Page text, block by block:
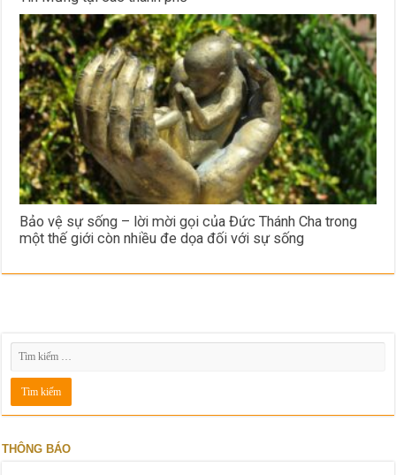
Bảo vệ sự sống – lời mời gọi của Đức Thánh Cha trong
một thế giới còn nhiều đe dọa đối với sự sống
THÔNG BÁO